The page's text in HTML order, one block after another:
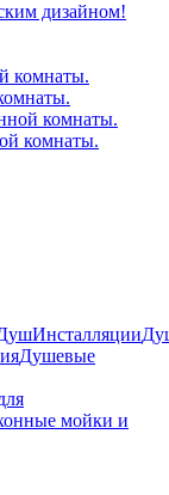
дизайном!
комнаты.
Инсталляции
Душевые
мойки и